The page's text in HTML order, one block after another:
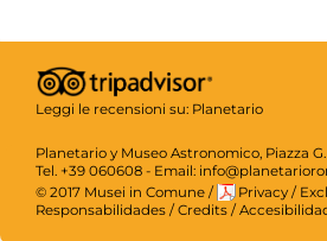
Leggi le recensioni su: Planetario
Planetario y Museo Astronomico, Piazza
Tel. +39 060608 - Email:
© 2017 Musei in Comune / Privacy /
Responsabilidades /Credits /